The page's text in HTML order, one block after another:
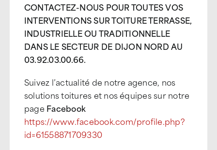
CONTACTEZ-NOUS POUR TOUTES VOS
INTERVENTIONS SUR TOITURE TERRASSE,
INDUSTRIELLE OU TRADITIONNELLE
DANS LE SECTEUR DE DIJON NORD AU
03.92.03.00.66.
Suivez l’actualité de notre agence, nos
solutions toitures et nos équipes sur notre
page Facebook
https://www.facebook.com/profile.php?
id=61558871709330